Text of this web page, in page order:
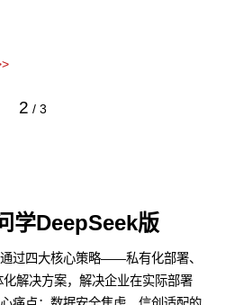
2 / 3
学DeepSeek版
过四大核心策略——私有化部署、
解决方案，解决企业在实际部署